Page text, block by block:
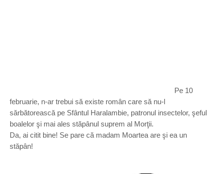
Pe 10
februarie, n-ar trebui să existe român care să nu-l
sărbătorească pe Sfântul Haralambie, patronul insectelor, şeful
boalelor şi mai ales stăpânul suprem al Morţii.
Da, ai citit bine! Se pare că madam Moartea are şi ea un
stăpân!